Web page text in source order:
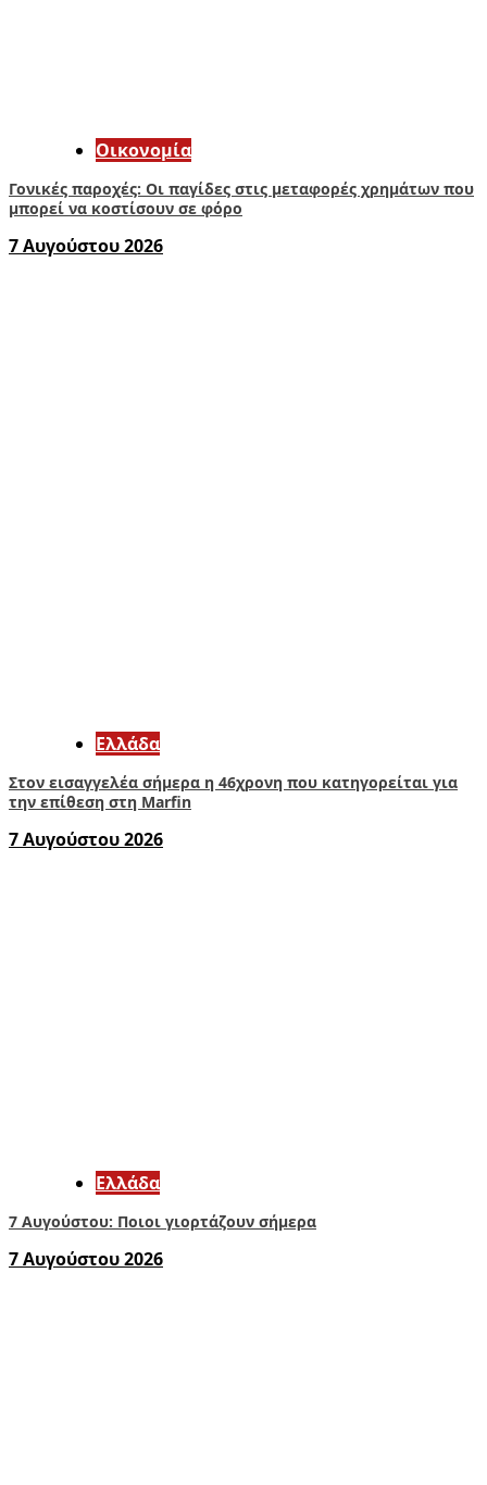
Οικονομία
Γονικές παροχές: Οι παγίδες στις μεταφορές χρημάτων που
μπορεί να κοστίσουν σε φόρο
7 Αυγούστου 2026
Ελλάδα
Στον εισαγγελέα σήμερα η 46χρονη που κατηγορείται για
την επίθεση στη Marfin
7 Αυγούστου 2026
Ελλάδα
7 Αυγούστου: Ποιοι γιορτάζουν σήμερα
7 Αυγούστου 2026